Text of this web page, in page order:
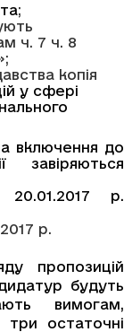
;
ч. 7 ч. 8
копія
у сфері
включення до
завіряються
р.
р.
пропозицій
будуть
вимогам,
остаточні